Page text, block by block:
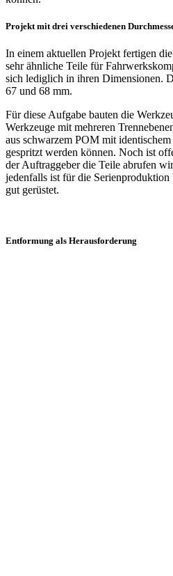
Projekt mit drei verschiedenen
In einem aktuellen Projekt fertigen
sehr ähnliche Teile für
sich lediglich in ihren Dimensionen.
67 und 68 mm.
Für diese Aufgabe bauten die
Werkzeuge mit mehreren
aus schwarzem POM mit
gespritzt werden können. Noch ist
der Auftraggeber die Teile abrufen
jedenfalls ist für die Serienproduktion
gut gerüstet.
Entformung als Herausforderung